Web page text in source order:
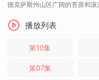
德克萨斯州山区广阔的苔原和滚
播放列表
第10集
第07集